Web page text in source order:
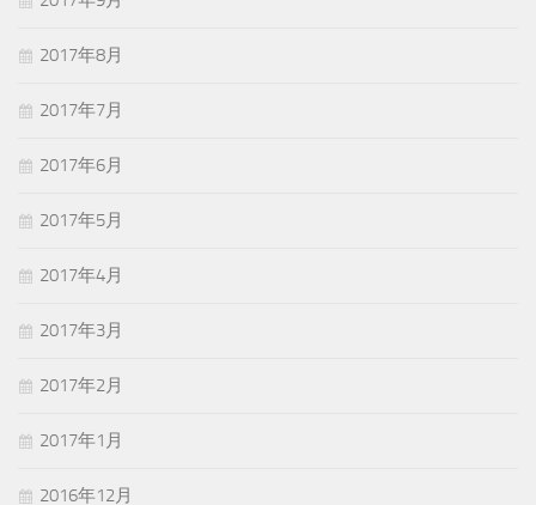
2017年8月
2017年7月
2017年6月
2017年5月
2017年4月
2017年3月
2017年2月
2017年1月
2016年12月